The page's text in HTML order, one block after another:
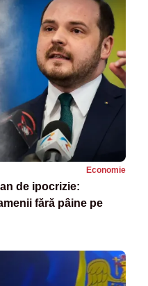
Economie
de ipocrizie:
fără pâine pe